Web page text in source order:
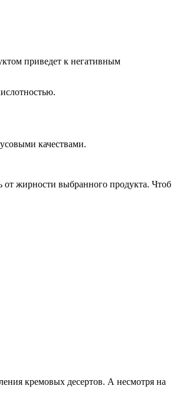
приведет к негативным
качествами.
от жирности выбранного продукта. Чтоб
кремовых десертов. А несмотря на